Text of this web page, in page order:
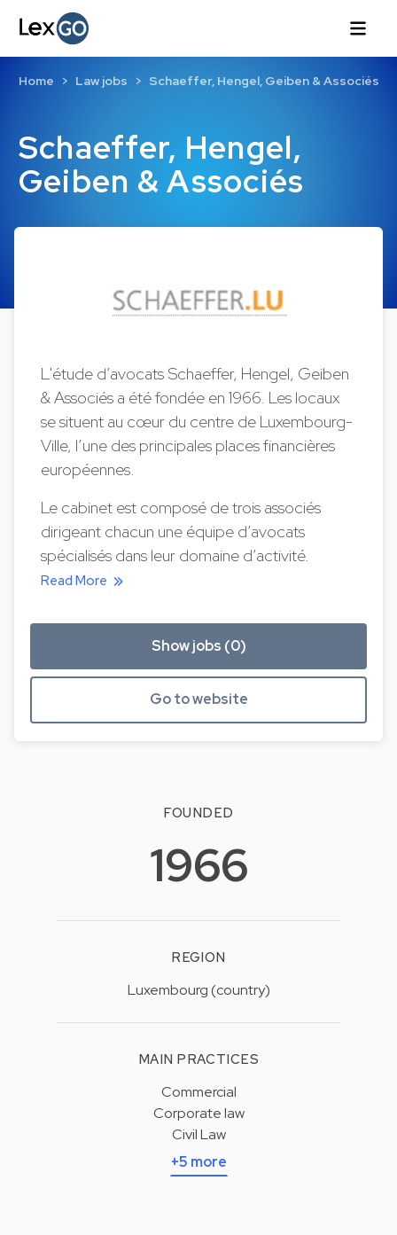
Schaeffer, Hengel,
Geiben & Associés
Home Law jobs Schaeffer, Hengel, Geiben & Associés
L'étude d’avocats Schaeffer, Hengel, Geiben
& Associés a été fondée en 1966. Les locaux
se situent au cœur du centre de Luxembourg-
Ville, l’une des principales places financières
européennes.
Le cabinet est composé de trois associés
dirigeant chacun une équipe d’avocats
spécialisés dans leur domaine d’activité.
Read More
Show jobs (0)
Go to website
FOUNDED
1966
REGION
Luxembourg (country)
MAIN PRACTICES
Commercial
Corporate law
Civil Law
+5 more